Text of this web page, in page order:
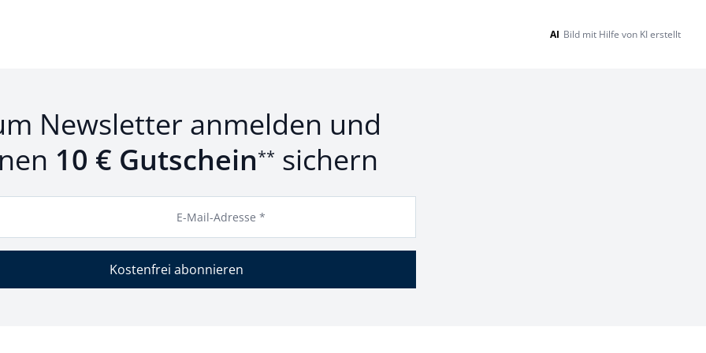
AI Bild mit Hilfe von KI erstellt
Newsletter anmelden und
10 € Gutschein** sichern
E-Mail-Adresse *
Kostenfrei abonnieren